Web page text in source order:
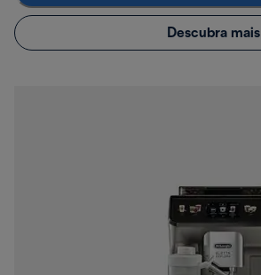
Descubra mais